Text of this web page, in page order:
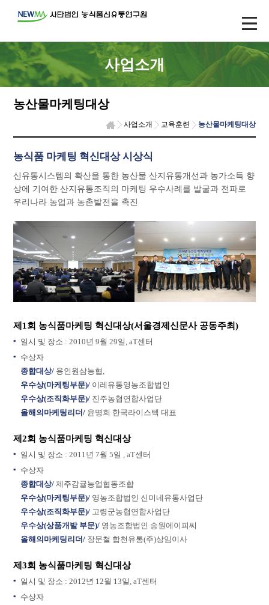
사업소개
농산물마케팅대상
사업소개 교육훈련 농산물마케팅대상
농식품 마케팅 혁신대상 시상식
신유통시스템의 확산을 통한 농산물 산지유통개선과 농가소득 향
상에 기여한 산지유통조직의 마케팅 우수사례를 발굴과 전파로
우리나라 농업과 농촌발전을 촉진
제1회 농식품마케팅 혁신대상(서울경제신문사 공동주최)
일시 및 장소 : 2010년 9월 29일, aT센터
수상자
종합대상/ 용인원삼농협,
우수상(마케팅부문)/ 이레유통영농조합법인
우수상(조직화부문)/ 진주농협연합사업단
올해의마케팅리더/ 윤명희 한국라이스텍 대표
제2회 농식품마케팅 혁신대상
일시 및 장소 : 2011년 7월 5일 , aT센터
수상자
종합대상/ 제주감귤농업협동조합
우수상(마케팅부문)/ 영농조합법인 신미네유통사업단
우수상(조직화부문)/ 고령군농협연합사업단
우수상(상품개발 부문)/ 영농조합법인 송원에이피씨
올해의마케팅리더/ 장문철 합천유통(주)상임이사
제3회 농식품마케팅 혁신대상
일시 및 장소 : 2012년 12월 13일, aT센터
수상자